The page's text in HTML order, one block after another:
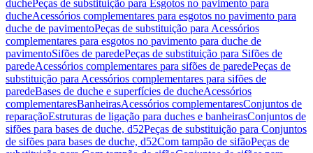
duchePeças de substituição para Esgotos no pavimento para
ducheAcessórios complementares para esgotos no pavimento para
duche de pavimentoPeças de substituição para Acessórios
complementares para esgotos no pavimento para duche de
pavimentoSifões de paredePeças de substituição para Sifões de
paredeAcessórios complementares para sifões de paredePeças de
substituição para Acessórios complementares para sifões de
paredeBases de duche e superfícies de ducheAcessórios
complementaresBanheirasAcessórios complementaresConjuntos de
reparaçãoEstruturas de ligação para duches e banheirasConjuntos de
sifões para bases de duche, d52Peças de substituição para Conjuntos
de sifões para bases de duche, d52Com tampão de sifãoPeças de